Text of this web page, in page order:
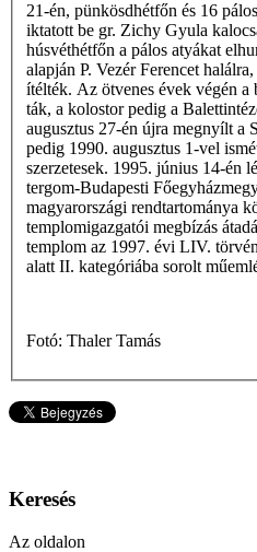
21-én, pünkösdhétfőn és 16
iktatott be gr. Zichy Gyula
húsvéthétfőn a pálos atyákat
alapján P. Vezér Ferencet
ítélték. Az ötvenes évek végén a
ták, a kolostor pedig a
augusztus 27-én újra megnyílt a
pedig 1990. augusztus 1-vel
szerzetesek. 1995. június 14-én
tergom-Budapesti
magyarországi rendtartománya
templomigazgatói megbízás
templom az 1997. évi LIV.
alatt II. kategóriába sorolt
Fotó: Thaler Tamás
Keresés
Az oldalon